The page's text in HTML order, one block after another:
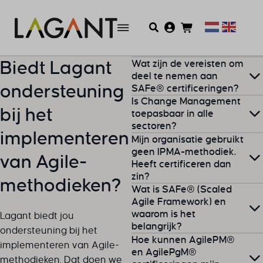
Biedt Lagant
ondersteuning
bij het
implementeren
van Agile-
methodieken?
Lagant biedt jou
ondersteuning bij het
implementeren van Agile-
methodieken. Dat doen we
Wat zijn de vereisten om
deel te nemen aan
SAFe® certificeringen?
De vereisten variëren per
certificering
algemeen is enige ervaring
met Agile methodologieën
en projectmanagement
nuttig. Specifieke details
kunnen variëren, dus
raadpleeg de
certificeringspagina voor
meer informatie.
Is Change Management
toepasbaar in alle
sectoren?
Ja, verandermanagement is
relevant in alle branches.
Mijn organisatie gebruikt
geen IPMA-methodiek.
Heeft certificeren dan
zin?
Zeker.IPMAis een
internationale standaard
voor
Veel bedrijven herkennen en
Wat is SAFe® (Scaled
Agile Framework) en
waarom is het
belangrijk?
SAFe® is een
Hoe kunnen AgilePM®
en AgilePgM®